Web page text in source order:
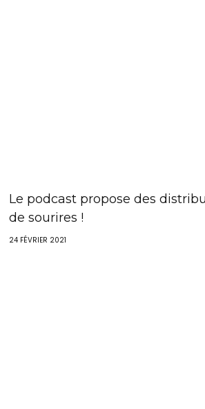
Le podcast propose des
de sourires !
24 FÉVRIER 2021